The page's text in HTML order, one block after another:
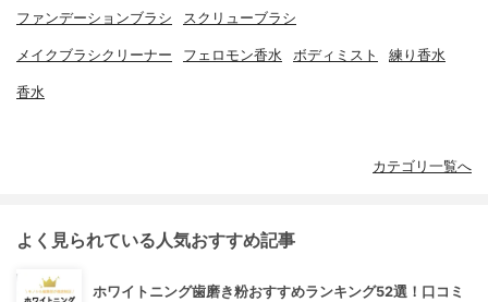
ファンデーションブラシ スクリューブラシ
メイクブラシクリーナー フェロモン香水 ボディミスト 練り香水
香水
カテゴリ一覧へ
よく見られている人気おすすめ記事
ホワイトニング歯磨き粉おすすめランキング52選！口コミ